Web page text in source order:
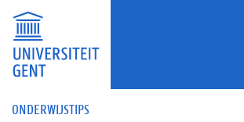
ONDERWIJSTIPS